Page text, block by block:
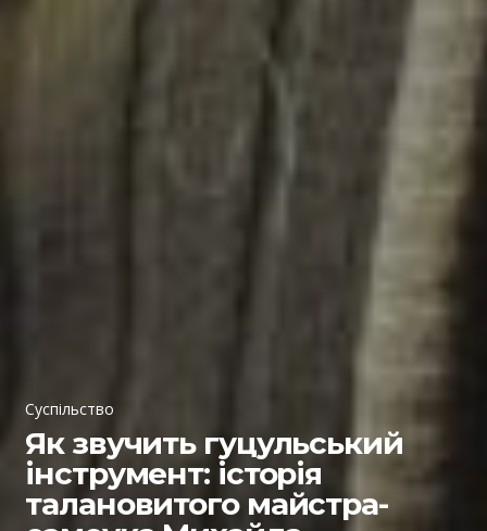
Суспільство
Як звучить гуцульський
інструмент: історія
талановитого майстра-